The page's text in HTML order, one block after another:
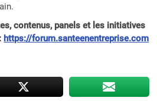
contenus, panels et les initiatives
https://forum.santeenentreprise.com